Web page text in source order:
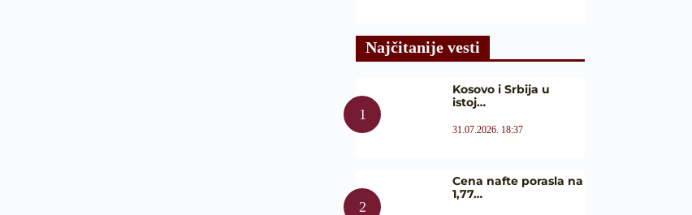
Najčitanije vesti
Kosovo i Srbija u
istoj…
31.07.2026. 18:37
Cena nafte porasla na
1,77…